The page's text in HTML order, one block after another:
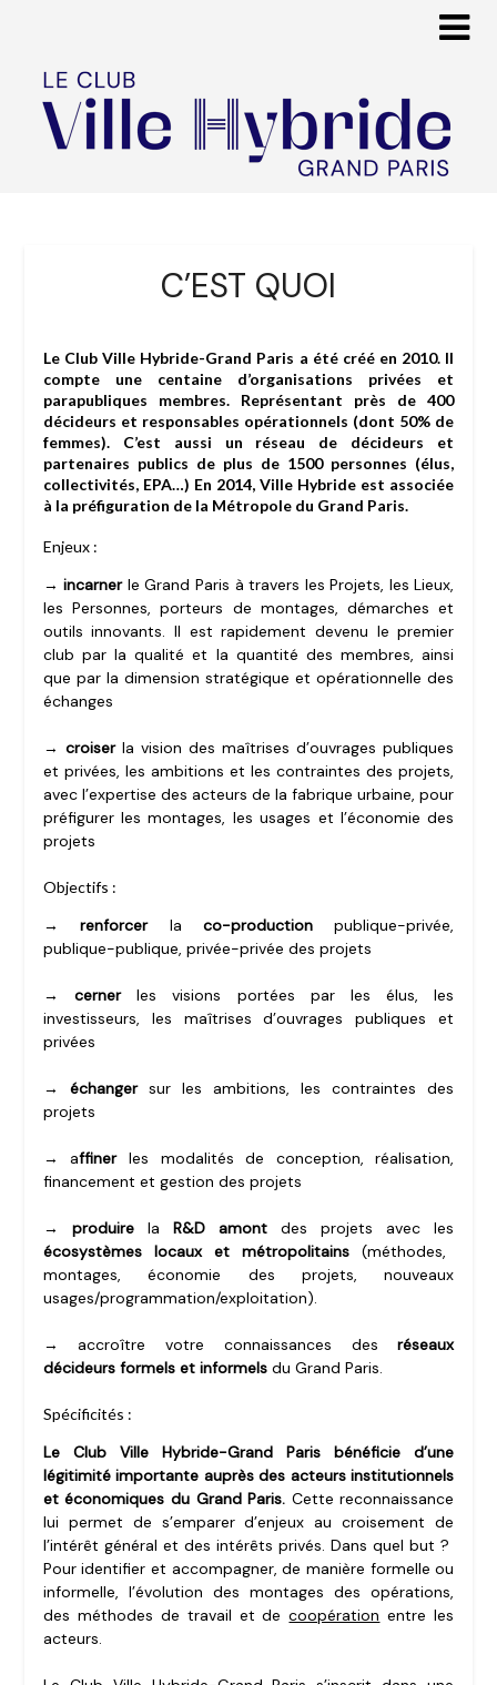
C’EST QUOI
Le Club Ville Hybride-Grand Paris a été créé en 2010. Il
compte une centaine d’organisations privées et
parapubliques membres. Représentant près de 400
décideurs et responsables opérationnels (dont 50% de
femmes). C’est aussi un réseau de décideurs et
partenaires publics de plus de 1500 personnes (élus,
collectivités, EPA…) En 2014, Ville Hybride est associée
à la préfiguration de la Métropole du Grand Paris.
Enjeux :
→incarnerle Grand Paris à travers les Projets, les Lieux,
les Personnes, porteurs de montages, démarches et
outils innovants. Il est rapidement devenu le premier
club par la qualité et la quantité des membres, ainsi
que par la dimension stratégique et opérationnelle des
échanges
→ croiserla vision des maîtrises d’ouvrages publiques
et privées, les ambitions et les contraintes des projets,
avec l’expertise des acteurs de la fabrique urbaine, pour
préfigurer les montages, les usages et l’économie des
projets
Objectifs :
→ renforcerla co-productionpublique-privée,
publique-publique, privée-privée des projets
→ cernerles visions portées par les élus, les
investisseurs, les maîtrises d’ouvrages publiques et
privées
→ échangersur les ambitions, les contraintes des
projets
→ affinerles modalités de conception, réalisation,
financement et gestion des projets
→ produire la R&D amont des projets avec les
écosystèmes locaux et métropolitains (méthodes,
montages, économie des projets, nouveaux
usages/programmation/exploitation).
→ accroître votre connaissances desréseaux
décideurs formels et informelsdu Grand Paris.
Spécificités :
Le Club Ville Hybride-Grand Paris bénéficie d’une
légitimité importante auprès des acteurs institutionnels
et économiques du Grand Paris. Cette reconnaissance
lui permet de s’emparer d’enjeux au croisement de
l’intérêt général et des intérêts privés. Dans quel but ?
Pour identifier et accompagner, de manière formelle ou
informelle, l’évolution des montages des opérations,
des méthodes de travail et decoopération entre les
acteurs.